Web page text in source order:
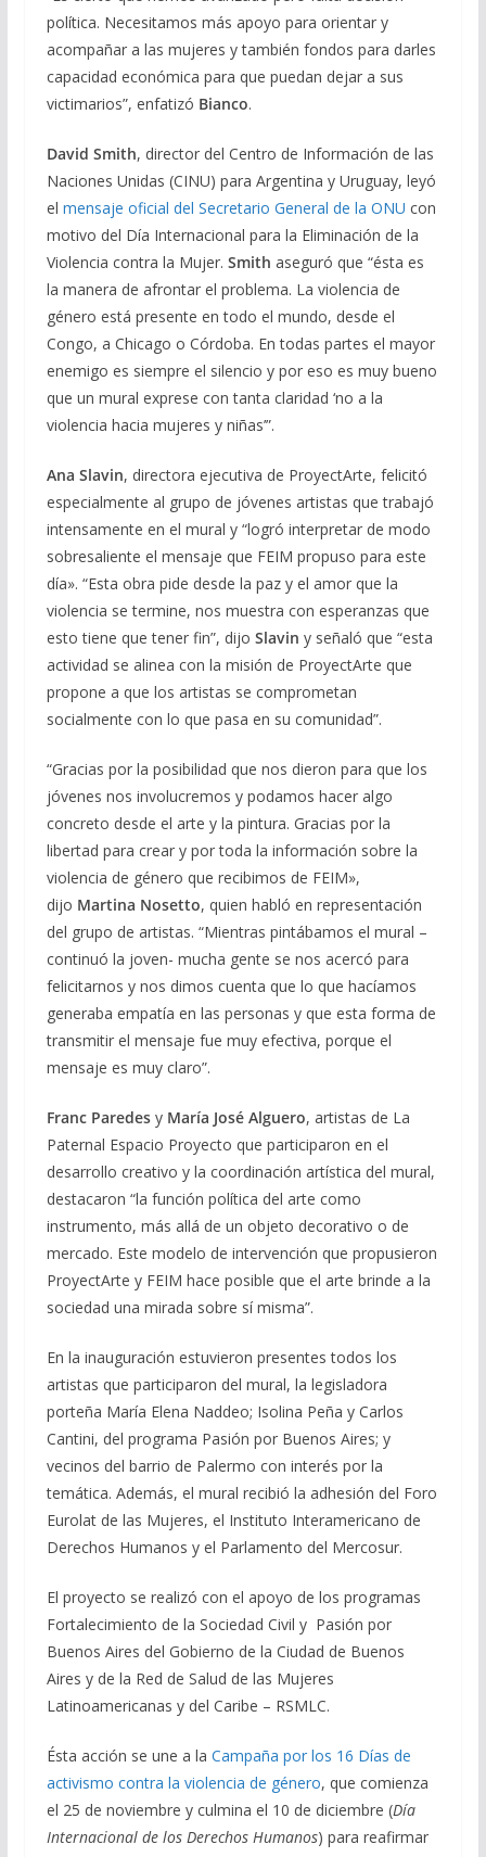
política. Necesitamos más apoyo para orientar y
acompañar a las mujeres y también fondos para darles
capacidad económica para que puedan dejar a sus
victimarios”, enfatizó Bianco.
David Smith, director del Centro de Información de las
Naciones Unidas (CINU) para Argentina y Uruguay, leyó
el mensaje oficial del Secretario General de la ONU con
motivo del Día Internacional para la Eliminación de la
Violencia contra la Mujer. Smith aseguró que “ésta es
la manera de afrontar el problema. La violencia de
género está presente en todo el mundo, desde el
Congo, a Chicago o Córdoba. En todas partes el mayor
enemigo es siempre el silencio y por eso es muy bueno
que un mural exprese con tanta claridad ‘no a la
violencia hacia mujeres y niñas’”.
Ana Slavin, directora ejecutiva de ProyectArte, felicitó
especialmente al grupo de jóvenes artistas que trabajó
intensamente en el mural y “logró interpretar de modo
sobresaliente el mensaje que FEIM propuso para este
día». “Esta obra pide desde la paz y el amor que la
violencia se termine, nos muestra con esperanzas que
esto tiene que tener fin”, dijo Slavin y señaló que “esta
actividad se alinea con la misión de ProyectArte que
propone a que los artistas se comprometan
socialmente con lo que pasa en su comunidad”.
“Gracias por la posibilidad que nos dieron para que los
jóvenes nos involucremos y podamos hacer algo
concreto desde el arte y la pintura. Gracias por la
libertad para crear y por toda la información sobre la
violencia de género que recibimos de FEIM»,
dijo Martina Nosetto, quien habló en representación
del grupo de artistas. “Mientras pintábamos el mural –
continuó la joven- mucha gente se nos acercó para
felicitarnos y nos dimos cuenta que lo que hacíamos
generaba empatía en las personas y que esta forma de
transmitir el mensaje fue muy efectiva, porque el
mensaje es muy claro”.
Franc Paredesy María José Alguero, artistas de La
Paternal Espacio Proyecto que participaron en el
desarrollo creativo y la coordinación artística del mural,
destacaron “la función política del arte como
instrumento, más allá de un objeto decorativo o de
mercado. Este modelo de intervención que propusieron
ProyectArte y FEIM hace posible que el arte brinde a la
sociedad una mirada sobre sí misma”.
En la inauguración estuvieron presentes todos los
artistas que participaron del mural, la legisladora
porteña María Elena Naddeo; Isolina Peña y Carlos
Cantini, del programa Pasión por Buenos Aires; y
vecinos del barrio de Palermo con interés por la
temática. Además, el mural recibió la adhesión del Foro
Eurolat de las Mujeres, el Instituto Interamericano de
Derechos Humanos y el Parlamento del Mercosur.
El proyecto se realizó con el apoyo de los programas
Fortalecimiento de la Sociedad Civil y Pasión por
Buenos Aires del Gobierno de la Ciudad de Buenos
Aires y de la Red de Salud de las Mujeres
Latinoamericanas y del Caribe – RSMLC.
Ésta acción se une a la Campaña por los 16 Días de
activismo contra la violencia de género, que comienza
el 25 de noviembre y culmina el 10 de diciembre (Día
Internacional de los Derechos Humanos) para reafirmar